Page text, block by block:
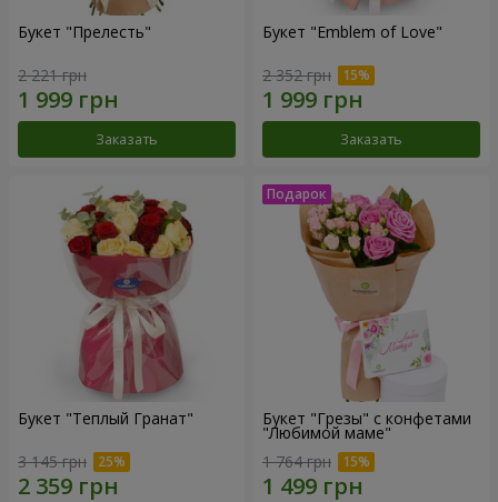
Букет "Прелесть"
2 221 грн
Заказать
Букет "Emblem of Love"
2 352 грн
Заказать
Букет "Теплый Гранат"
3 145 грн
Букет "Грезы" с конфетами
"Любимой маме"
1 764 грн